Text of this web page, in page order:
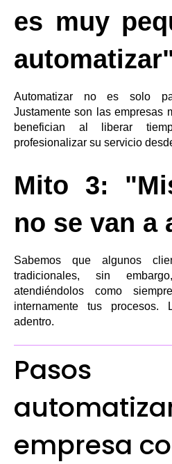
es muy
Automatizar no es solo
Justamente son las empresas
benefician al liberar
profesionalizar su servicio
Mito 3:
no se van a
Sabemos que algunos
tradicionales, sin
atendiéndolos como
internamente tus procesos.
adentro.
empresa